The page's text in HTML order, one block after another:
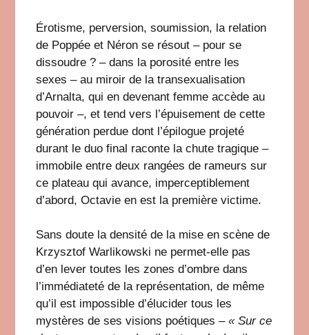
Érotisme, perversion, soumission, la relation
de Poppée et Néron se résout – pour se
dissoudre ? – dans la porosité entre les
sexes – au miroir de la transexualisation
d’Arnalta, qui en devenant femme accède au
pouvoir –, et tend vers l’épuisement de cette
génération perdue dont l’épilogue projeté
durant le duo final raconte la chute tragique –
immobile entre deux rangées de rameurs sur
ce plateau qui avance, imperceptiblement
d’abord, Octavie en est la première victime.
Sans doute la densité de la mise en scène de
Krzysztof Warlikowski ne permet-elle pas
d’en lever toutes les zones d’ombre dans
l’immédiateté de la représentation, de même
qu’il est impossible d’élucider tous les
mystères de ses visions poétiques –« Sur ce